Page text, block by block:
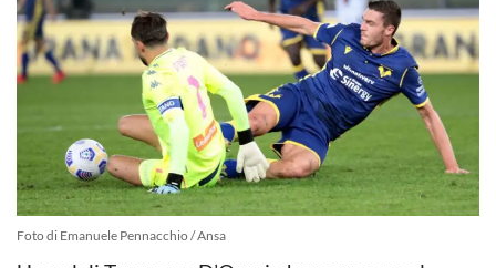
Foto di Emanuele Pennacchio / Ansa